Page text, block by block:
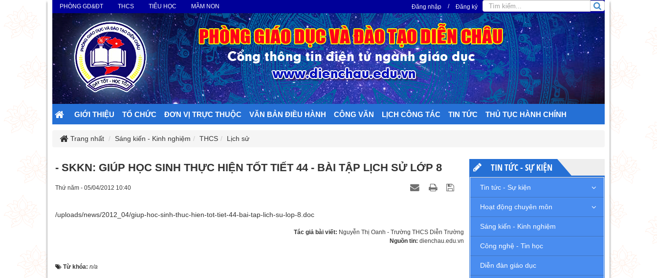
PHÒNG GD&ĐT THCS TIỂU HỌC MẦM NON Đăng nhập / Đăng ký
GIỚI THIỆU TỔ CHỨC ĐƠN VỊ TRỰC THUỘC VĂN BẢN ĐIỀU HÀNH CÔNG VĂN LỊCH CÔNG TÁC TIN TỨC THỦ TỤC HÀNH CHÍNH
Trang nhất Sáng kiến - Kinh nghiệm THCS Lịch sử
- SKKN: GIÚP HỌC SINH THỰC HIỆN TỐT TIẾT 44 - BÀI TẬP LỊCH SỬ LỚP 8
Thứ năm - 05/04/2012 10:40
/uploads/news/2012_04/giup-hoc-sinh-thuc-hien-tot-tiet-44-bai-tap-lich-su-lop-8.doc
Tác giả bài viết: Nguyễn Thị Oanh - Trường THCS Diễn Trường
Nguồn tin: dienchau.edu.vn
Từ khóa: n/a
TIN TỨC - SỰ KIỆN
Tin tức - Sự kiện
Hoạt động chuyên môn
Sáng kiến - Kinh nghiệm
Công nghệ - Tin học
Diễn đàn giáo dục